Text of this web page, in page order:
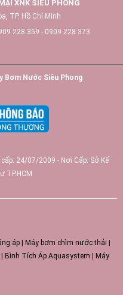
XNK SIÊU PHONG
TP. Hồ Chí Minh
228 359 - 0909 228 373
Bơm Nước Siêu Phong
24/07/2009 - Nơi Cấp: Sở Kế
TP.HCM
áp | Máy bơm chìm nước thải |
| Bình Tích Áp Aquasystem | Máy